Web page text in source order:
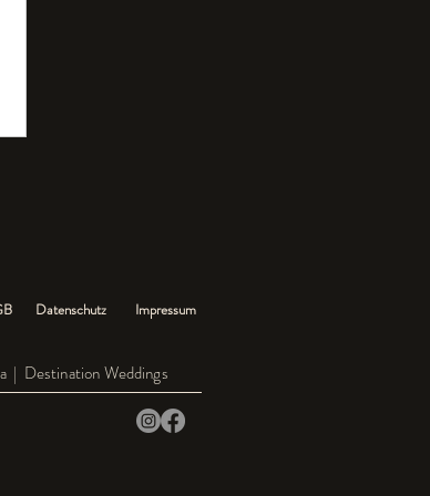
Datenschutz Impressum
| Destination Weddings